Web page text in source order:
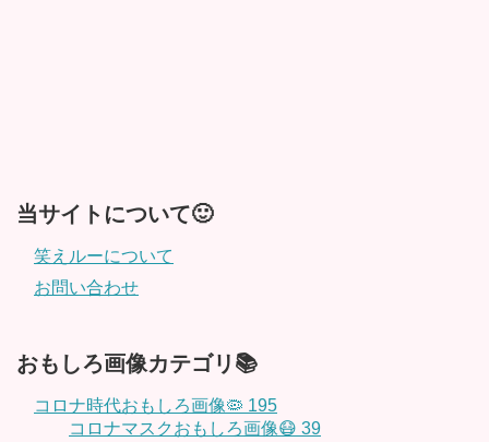
当サイトについて🙂
笑えルーについて
お問い合わせ
おもしろ画像カテゴリ📚
コロナ時代おもしろ画像🦠 195
コロナマスクおもしろ画像😷 39